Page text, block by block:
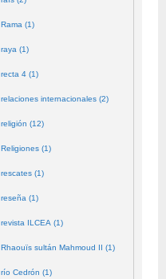
Rama (1)
raya (1)
recta 4 (1)
relaciones internacionales (2)
religión (12)
Religiones (1)
rescates (1)
reseña (1)
revista ILCEA (1)
Rhaouïs sultán Mahmoud II (1)
río Cedrón (1)